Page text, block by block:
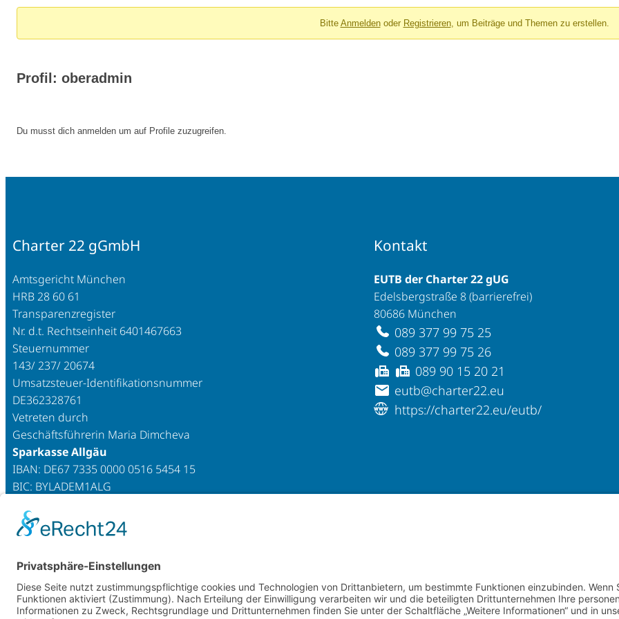
Du
hier:
Bitte Anmeldenoder Registrieren, um Beiträge und Themen zu erstellen.
Profil: oberadmin
Du musst dich anmelden um auf Profile zuzugreifen.
Charter 22 gGmbH
Amtsgericht München
HRB 28 60 61
Transparenzregister
Nr. d.t. Rechtseinheit 6401467663
Steuernummer
143/ 237/ 20674
Umsatzsteuer-Identifikationsnummer
DE362328761
Vetreten durch
Geschäftsführerin Maria Dimcheva
Sparkasse Allgäu
IBAN: DE67 7335 0000 0516 5454 15
BIC: BYLADEM1ALG
Kontakt
EUTB der Charter 22 gUG
Edelsbergstraße 8 (barrierefrei)
80686 München
089 377 99 75 25
089 377 99 75 26
089 90 15 20 21
eutb@charter22.eu
https://charter22.eu/eutb/